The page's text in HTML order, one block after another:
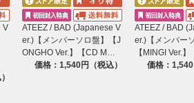
V
ATEEZ / BAD (Japanese V
er.)【メンバーソロ盤】【J
ONGHO Ver.】【CD M…
価格：1,540円（税込）
ATEEZ / BAD
er.)【メンバー
【MINGI Ver.
価格：1,540